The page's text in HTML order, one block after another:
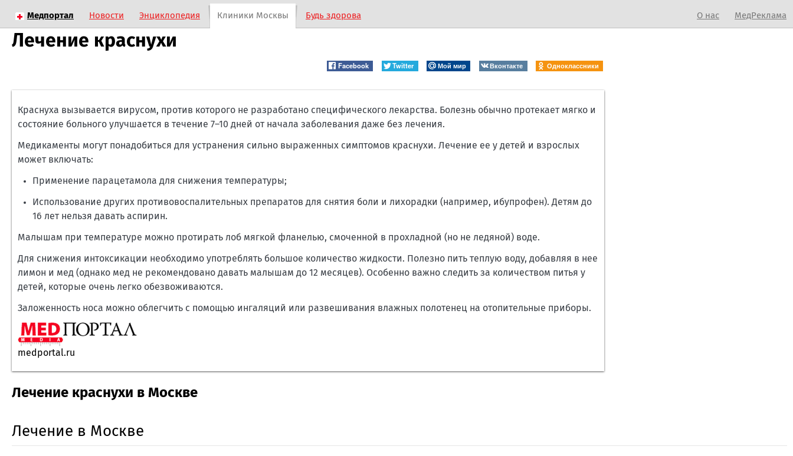
О нас МедРеклама
Медпортал Новости Энциклопедия Клиники Москвы Будь здорова
Лечение краснухи
Facebook Twitter Мой мир Вконтакте Одноклассники
Краснуха вызывается вирусом, против которого не разработано специфического лекарства. Болезнь обычно протекает мягко и
состояние больного улучшается в течение 7–10 дней от начала заболевания даже без лечения.
Медикаменты могут понадобиться для устранения сильно выраженных симптомов краснухи. Лечение ее у детей и взрослых
может включать:
Применение парацетамола для снижения температуры;
Использование других противовоспалительных препаратов для снятия боли и лихорадки (например, ибупрофен). Детям до
16 лет нельзя давать аспирин.
Малышам при температуре можно протирать лоб мягкой фланелью, смоченной в прохладной (но не ледяной) воде.
Для снижения интоксикации необходимо употреблять большое количество жидкости. Полезно пить теплую воду, добавляя в нее
лимон и мед (однако мед не рекомендовано давать малышам до 12 месяцев). Особенно важно следить за количеством питья у
детей, которые очень легко обезвоживаются.
Заложенность носа можно облегчить с помощью ингаляций или развешивания влажных полотенец на отопительные приборы.
medportal.ru
Лечение краснухи в Москве
Лечение в Москве